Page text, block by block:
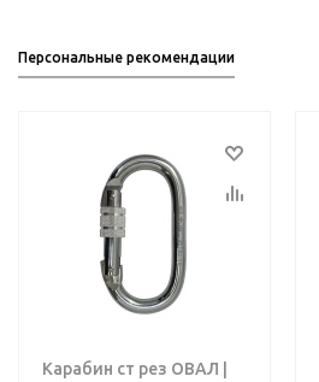
Персональные рекомендации
Карабин ст рез ОВАЛ |